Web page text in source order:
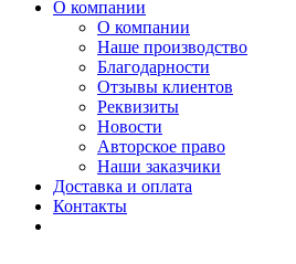
О компании
О компании
Наше производство
Благодарности
Отзывы клиентов
Реквизиты
Новости
Авторское право
Наши заказчики
Доставка и оплата
Контакты